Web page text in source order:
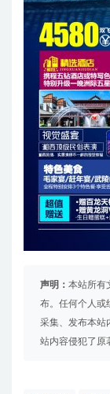
声明： 本站所有
布。任何个人或
采集、发布本站
站内容侵犯了原